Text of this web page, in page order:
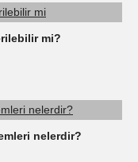
mi?
nelerdir?